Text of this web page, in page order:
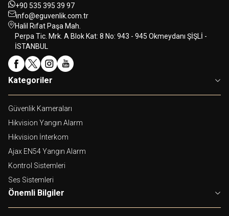
+90 535 395 39 97
info@eguvenlik.com.tr
Halil Rıfat Paşa Mah.
Perpa Tic. Mrk. A Blok Kat: 8 No: 943 - 945 Okmeydanı ŞİŞLİ -
İSTANBUL
Kategoriler
Güvenlik Kameraları
Hikvision Yangın Alarm
Hikvision İnterkom
Ajax EN54 Yangın Alarm
Kontrol Sistemleri
Ses Sistemleri
Önemli Bilgiler